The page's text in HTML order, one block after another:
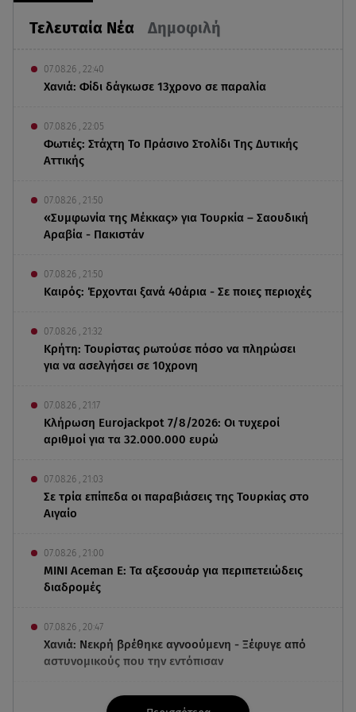
Τελευταία Νέα Δημοφιλή
07.08.26 , 22:40
Χανιά: Φίδι δάγκωσε 13χρονο σε παραλία
07.08.26 , 22:05
Φωτιές: Στάχτη Το Πράσινο Στολίδι Της Δυτικής
Αττικής
07.08.26 , 21:50
«Συμφωνία της Μέκκας» για Τουρκία – Σαουδική
Αραβία - Πακιστάν
07.08.26 , 21:50
Καιρός: Έρχονται ξανά 40άρια - Σε ποιες περιοχές
07.08.26 , 21:32
Κρήτη: Τουρίστας ρωτούσε πόσο να πληρώσει
για να ασελγήσει σε 10χρονη
07.08.26 , 21:17
Κλήρωση Eurojackpot 7/8/2026: Οι τυχεροί
αριθμοί για τα 32.000.000 ευρώ
07.08.26 , 21:03
Σε τρία επίπεδα οι παραβιάσεις της Τουρκίας στο
Αιγαίο
07.08.26 , 21:00
MINI Aceman E: Τα αξεσουάρ για περιπετειώδεις
διαδρομές
07.08.26 , 20:47
Χανιά: Νεκρή βρέθηκε αγνοούμενη - Ξέφυγε από
αστυνομικούς που την εντόπισαν